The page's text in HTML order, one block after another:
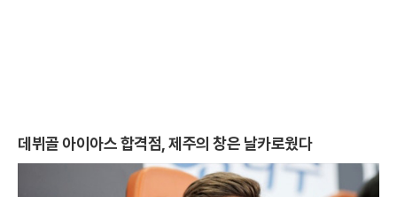
데뷔골 아이아스 합격점, 제주의 창은 날카로웠다